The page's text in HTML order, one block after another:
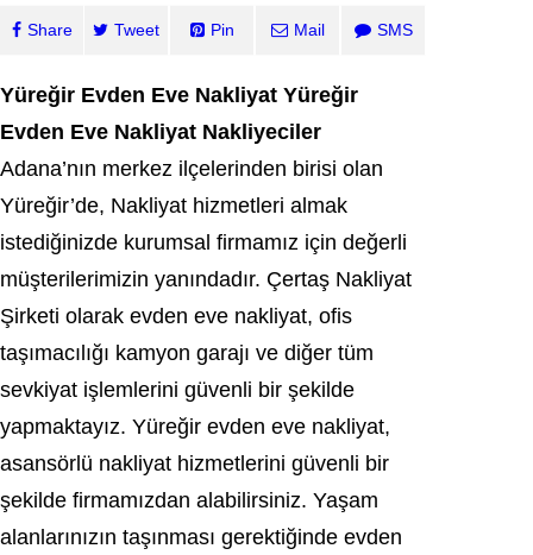
Share Tweet Pin Mail SMS
Yüreğir Evden Eve Nakliyat Yüreğir
Evden Eve Nakliyat Nakliyeciler
Adana’nın merkez ilçelerinden birisi olan
Yüreğir’de, Nakliyat hizmetleri almak
istediğinizde kurumsal firmamız için değerli
müşterilerimizin yanındadır. Çertaş Nakliyat
Şirketi olarak evden eve nakliyat, ofis
taşımacılığı kamyon garajı ve diğer tüm
sevkiyat işlemlerini güvenli bir şekilde
yapmaktayız. Yüreğir evden eve nakliyat,
asansörlü nakliyat hizmetlerini güvenli bir
şekilde firmamızdan alabilirsiniz. Yaşam
alanlarınızın taşınması gerektiğinde evden